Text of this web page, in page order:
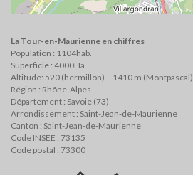
La Tour-en-Maurienne en chiffres
Population : 1104hab.
Superficie : 4000Ha
Altitude: 520 (hermillon) – 1410 m (Montpascal)
Région : Rhône-Alpes
Département : Savoie (73)
Arrondissement : Saint-Jean-de-Maurienne
Canton : Saint-Jean-de-Maurienne
Code INSEE : 73135
Code postal : 73300